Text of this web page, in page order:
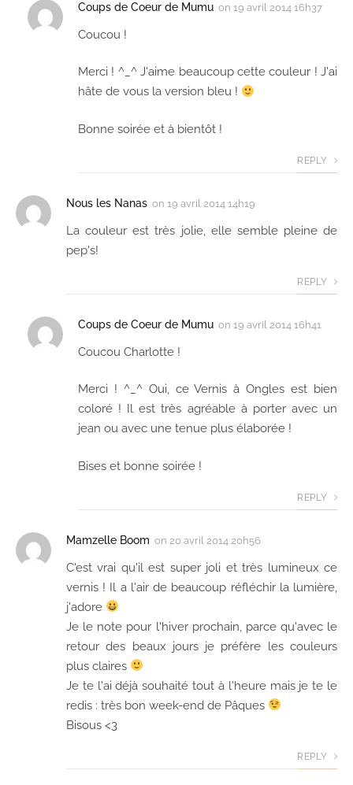
Coups de Coeur de Mumu on 19 avril 2014 16h37
Coucou !
Merci ! ^_^ J'aime beaucoup cette couleur ! J'ai
hâte de vous la version bleu !
Bonne soirée et à bientôt !
REPLY
Nous les Nanas on 19 avril 2014 14h19
La couleur est très jolie, elle semble pleine de
pep's!
REPLY
Coups de Coeur de Mumu on 19 avril 2014 16h41
Coucou Charlotte !
Merci ! ^_^ Oui, ce Vernis à Ongles est bien
coloré ! Il est très agréable à porter avec un
jean ou avec une tenue plus élaborée !
Bises et bonne soirée !
REPLY
Mamzelle Boom on 20 avril 2014 20h56
C'est vrai qu'il est super joli et très lumineux ce
vernis ! Il a l'air de beaucoup réfléchir la lumière,
j'adore
Je le note pour l'hiver prochain, parce qu'avec le
retour des beaux jours je préfère les couleurs
plus claires
Je te l'ai déjà souhaité tout à l'heure mais je te le
redis : très bon week-end de Pâques
Bisous <3
REPLY